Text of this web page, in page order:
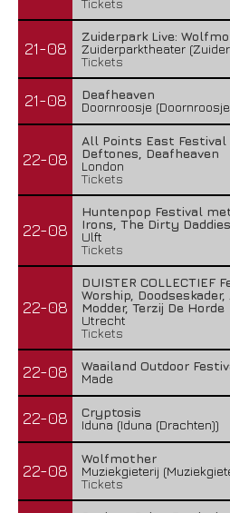
Tickets
21-08
Zuiderpark Live:
Zuiderparktheater
Tickets
21-08
Deafheaven
Doornroosje
22-08
All Points East Festival
Deftones, Deafheaven
London
Tickets
22-08
Huntenpop Festival
Irons, The Dirty
Ulft
Tickets
22-08
DUISTER COLLECTIEF
Worship, Doodseskader,
Modder, Terzij De Horde
Utrecht
Tickets
22-08
Waailand Outdoor
Made
22-08
Cryptosis
Iduna (Iduna (Drachten))
22-08
Wolfmother
Muziekgieterij
Tickets